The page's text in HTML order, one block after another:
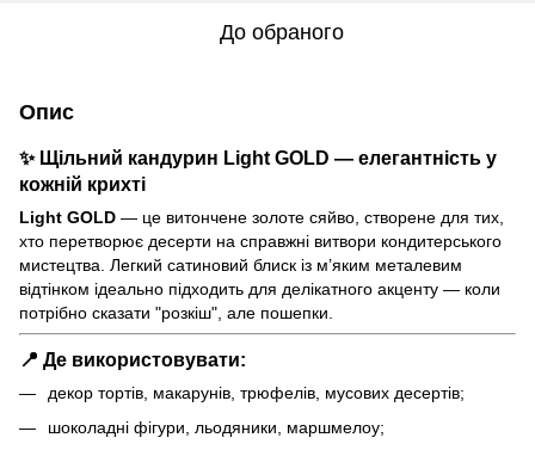
До обраного
Опис
✨ Щільний кандурин Light GOLD — елегантність у
кожній крихті
Light GOLD — це витончене золоте сяйво, створене для тих,
хто перетворює десерти на справжні витвори кондитерського
мистецтва. Легкий сатиновий блиск із м’яким металевим
відтінком ідеально підходить для делікатного акценту — коли
потрібно сказати "розкіш", але пошепки.
📍 Де використовувати:
декор тортів, макарунів, трюфелів, мусових десертів;
шоколадні фігури, льодяники, маршмелоу;